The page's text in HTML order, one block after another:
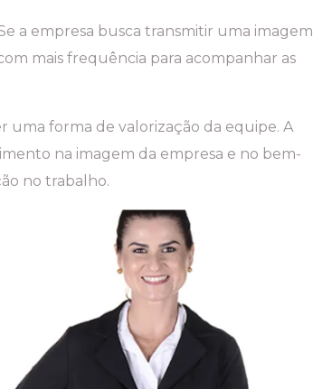
a empresa busca transmitir uma imagem
mais frequência para acompanhar as
forma de valorização da equipe. A
na imagem da empresa e no bem-
no trabalho.